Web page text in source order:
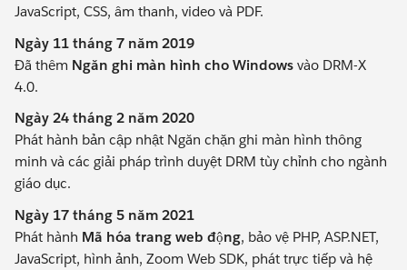
JavaScript, CSS, âm thanh, video và PDF.
Ngày 11 tháng 7 năm 2019
Đã thêm Ngăn ghi màn hình cho Windows vào DRM-X
4.0.
Ngày 24 tháng 2 năm 2020
Phát hành bản cập nhật Ngăn chặn ghi màn hình thông
minh và các giải pháp trình duyệt DRM tùy chỉnh cho ngành
giáo dục.
Ngày 17 tháng 5 năm 2021
Phát hành Mã hóa trang web động, bảo vệ PHP, ASP.NET,
JavaScript, hình ảnh, Zoom Web SDK, phát trực tiếp và hệ